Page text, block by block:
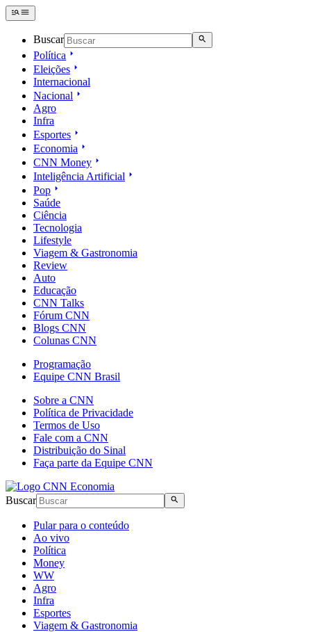
Buscar
Política
Eleições
Internacional
Nacional
Agro
Infra
Esportes
Economia
CNN Money
Inteligência Artificial
Pop
Saúde
Ciência
Tecnologia
Lifestyle
Viagem & Gastronomia
Review
Auto
Educação
CNN Talks
Fórum CNN
Blogs CNN
Colunas CNN
Programação
Equipe CNN Brasil
Sobre a CNN
Política de Privacidade
Termos de Uso
Fale com a CNN
Distribuição do Sinal
Faça parte da Equipe CNN
Buscar
Pular para o conteúdo
Ao vivo
Política
Money
WW
Agro
Infra
Esportes
Viagem & Gastronomia